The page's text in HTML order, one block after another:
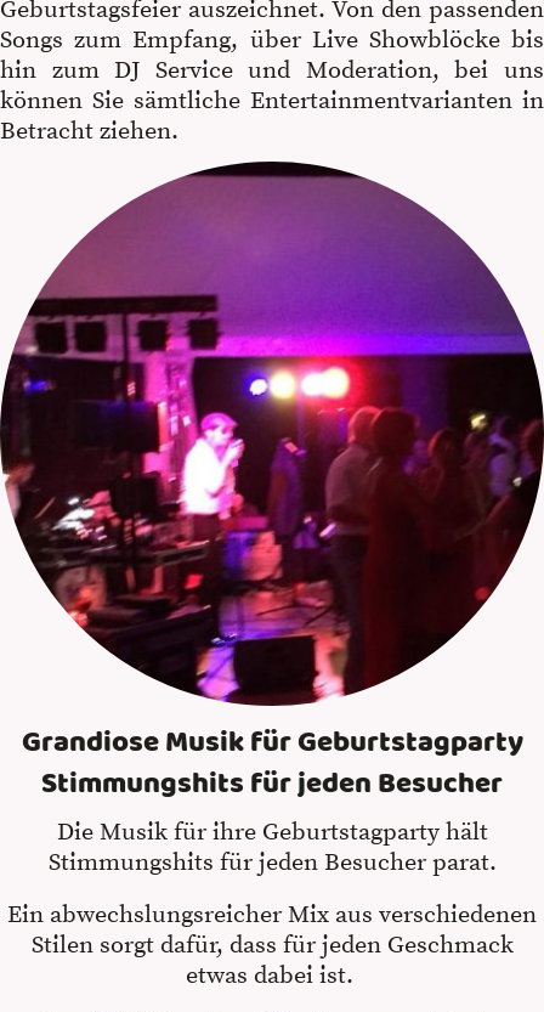
Geburtstagsfeier auszeichnet. Von den passenden
Songs zum Empfang, über Live Showblöcke bis
hin zum DJ Service und Moderation, bei uns
können Sie sämtliche Entertainmentvarianten in
Betracht ziehen.
Grandiose Musik für Geburtstagparty
Stimmungshits für jeden Besucher
Die Musik für ihre Geburtstagparty hält
Stimmungshits für jeden Besucher parat.
Ein abwechslungsreicher Mix aus verschiedenen
Stilen sorgt dafür, dass für jeden Geschmack
etwas dabei ist.